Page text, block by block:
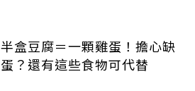
半盒豆腐＝一顆雞蛋！擔心缺
蛋？還有這些食物可代替